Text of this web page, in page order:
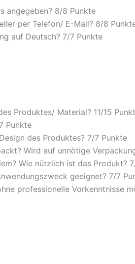
angegeben? 8/8 Punkte
per Telefon/ E-Mail? 8/8
auf Deutsch? 7/7 Punkte
Produktes/ Material? 11/15
7 Punkte
des Produktes? 7/7 Punkte
Wird auf unnötige
Wie nützlich ist das Produkt?
geeignet? 7/7
professionelle Vorkenntnisse